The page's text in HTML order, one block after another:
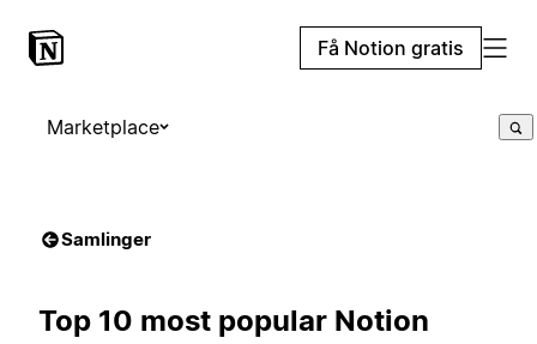
Få Notion gratis
Marketplace
Samlinger
Top 10 most popular Notion